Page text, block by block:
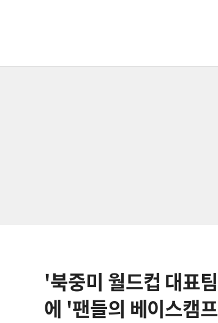
'북중미 월드컵 대표
에 '팬들의 베이스캠